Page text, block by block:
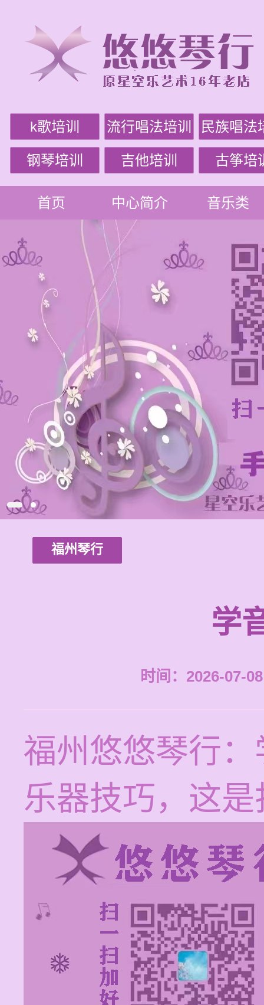
k歌培训 流行唱法培训 民族唱法
钢琴培训 吉他培训 古筝培
首页 中心简介 音乐类
福州琴行
学
时间：2026-07-
福州悠悠琴行
乐器技巧，这